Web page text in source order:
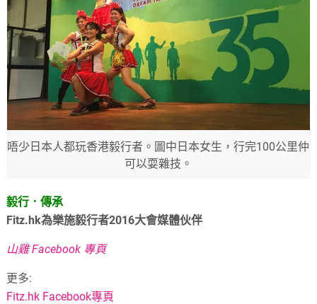
唔少日本人都玩香港毅行者。圖中日本女生，行完100公里仲
可以耍雜技。
毅行．傳承
Fitz.hk為樂施毅行者2016大會媒體伙伴
山雞 Facebook 專頁
更多:
Fitz.hk Facebook專頁